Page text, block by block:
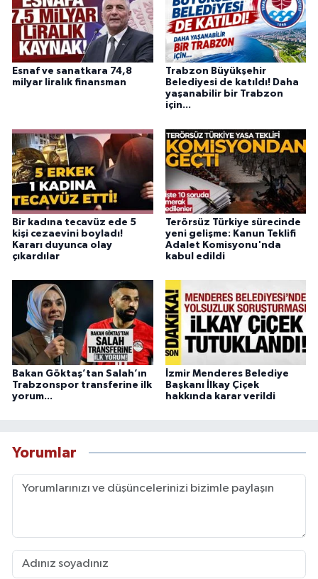
Esnaf ve sanatkara 74,8
milyar liralık finansman
Trabzon Büyükşehir
Belediyesi de katıldı! Daha
yaşanabilir bir Trabzon
için...
Bir kadına tecavüz ede 5
kişi cezaevini boyladı!
Kararı duyunca olay
çıkardılar
Terörsüz Türkiye sürecinde
yeni gelişme: Kanun Teklifi
Adalet Komisyonu'nda
kabul edildi
Bakan Göktaş’tan Salah’ın
Trabzonspor transferine ilk
yorum...
İzmir Menderes Belediye
Başkanı İlkay Çiçek
hakkında karar verildi
Yorumlar